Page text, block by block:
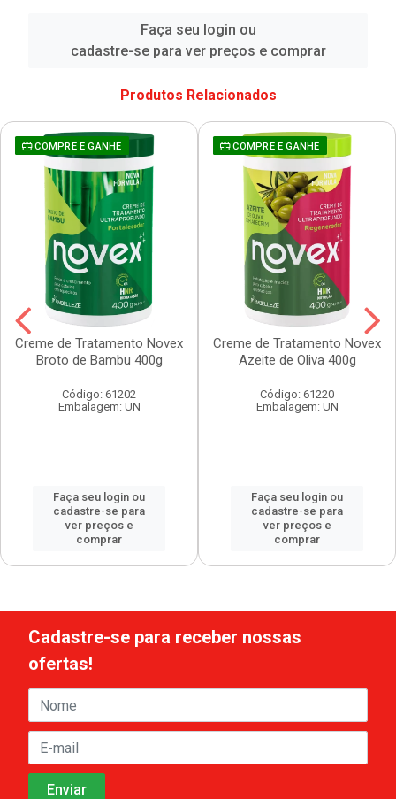
Faça seu login ou
cadastre-se para ver preços e comprar
Produtos Relacionados
COMPRE E GANHE
Creme de Tratamento Novex
Broto de Bambu 400g
Código: 61202
Embalagem: UN
Faça seu login ou
cadastre-se para
ver preços e
comprar
COMPRE E GANHE
Creme de Tratamento Novex
Azeite de Oliva 400g
Código: 61220
Embalagem: UN
Faça seu login ou
cadastre-se para
ver preços e
comprar
Cadastre-se para receber nossas
ofertas!